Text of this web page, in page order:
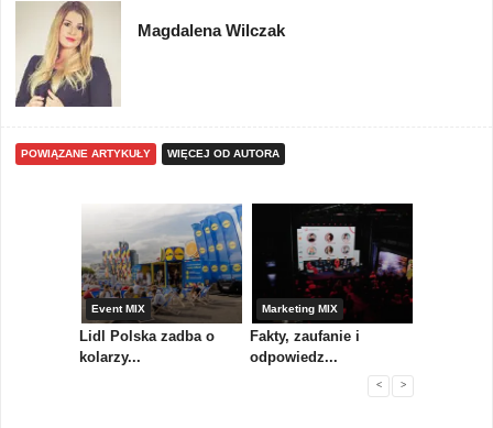
Magdalena Wilczak
POWIĄZANE ARTYKUŁY WIĘCEJ OD AUTORA
Event MIX
Lidl Polska zadba o
kolarzy...
Marketing MIX
Fakty, zaufanie i
odpowiedz...
< >